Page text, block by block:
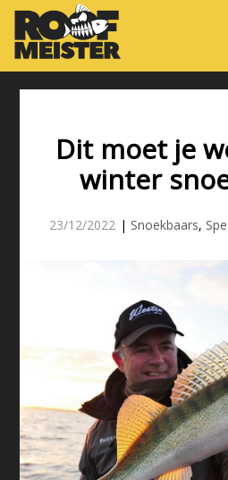
Dit moet je
winter
23/12/2022 | Snoekbaars,